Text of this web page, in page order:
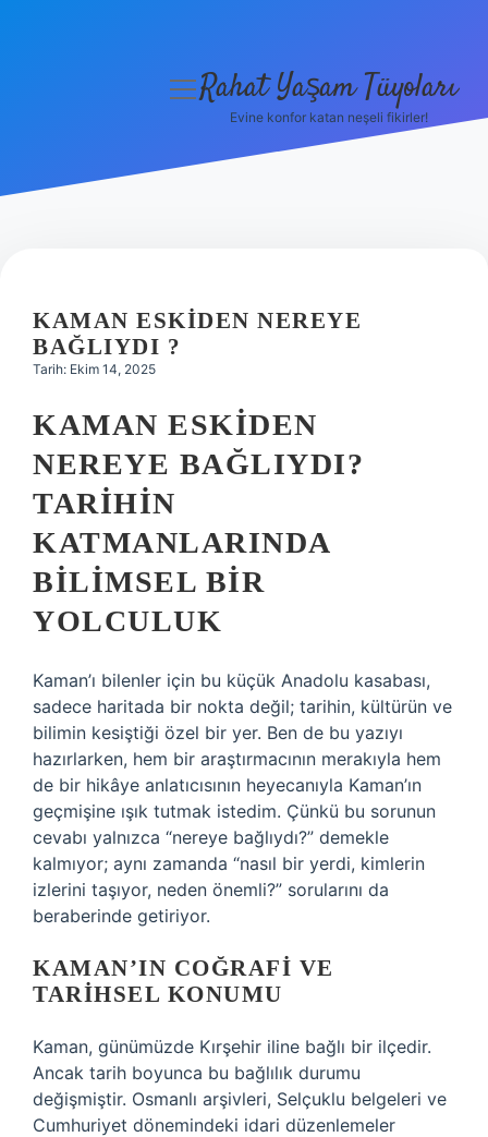
Hakkımızda
menüyü
Rahat Yaşam Tüyoları
Evine konfor katan neşeli fikirler!
KAMAN ESKIDEN NEREYE
BAĞLIYDI ?
Tarih: Ekim 14, 2025
KAMAN ESKIDEN
NEREYE BAĞLIYDI?
TARIHIN
KATMANLARINDA
BILIMSEL BIR
YOLCULUK
Kaman’ı bilenler için bu küçük Anadolu kasabası,
sadece haritada bir nokta değil; tarihin, kültürün ve
bilimin kesiştiği özel bir yer. Ben de bu yazıyı
hazırlarken, hem bir araştırmacının merakıyla hem
de bir hikâye anlatıcısının heyecanıyla Kaman’ın
geçmişine ışık tutmak istedim. Çünkü bu sorunun
cevabı yalnızca “nereye bağlıydı?” demekle
kalmıyor; aynı zamanda “nasıl bir yerdi, kimlerin
izlerini taşıyor, neden önemli?” sorularını da
beraberinde getiriyor.
KAMAN’IN COĞRAFI VE
TARIHSEL KONUMU
Kaman, günümüzde Kırşehir iline bağlı bir ilçedir.
Ancak tarih boyunca bu bağlılık durumu
değişmiştir. Osmanlı arşivleri, Selçuklu belgeleri ve
Cumhuriyet dönemindeki idari düzenlemeler